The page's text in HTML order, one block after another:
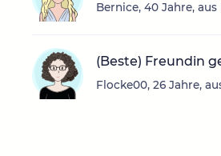
Bernice, 40 Jahre,
(Beste) Freundin
Flocke00, 26 Jahre,